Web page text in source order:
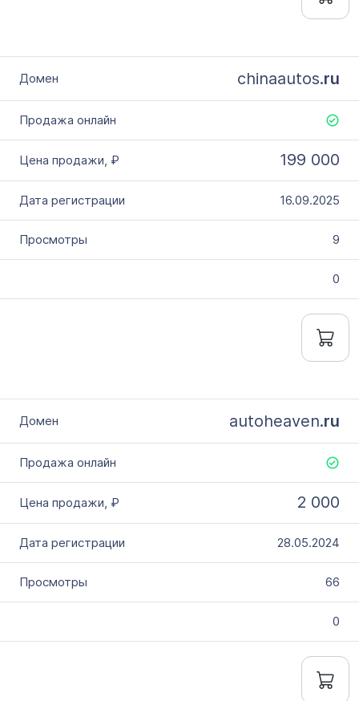
chinaautos.ru
199 000
16.09.2025
9
0
autoheaven.ru
2 000
28.05.2024
66
0